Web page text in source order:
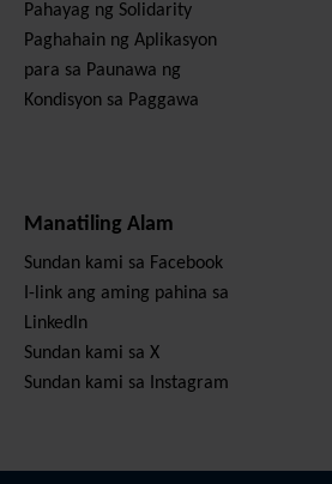
Pahayag ng Solidarity
Paghahain ng Aplikasyon
para sa Paunawa ng
Kondisyon sa Paggawa
Manatiling Alam
Sundan kami sa Facebook
I-link ang aming pahina sa
LinkedIn
Sundan kami sa X
Sundan kami sa Instagram